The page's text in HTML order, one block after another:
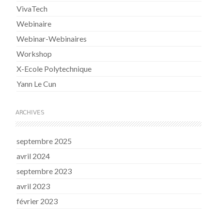
VivaTech
Webinaire
Webinar-Webinaires
Workshop
X-Ecole Polytechnique
Yann Le Cun
ARCHIVES
septembre 2025
avril 2024
septembre 2023
avril 2023
février 2023